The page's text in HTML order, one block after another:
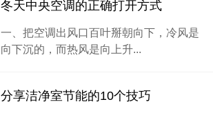
冬天中央空调的正确打开方式
一、把空调出风口百叶掰朝向下，冷风是
向下沉的，而热风是向上升...
分享洁净室节能的10个技巧